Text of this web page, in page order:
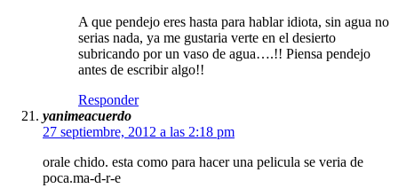
A que pendejo eres hasta para hablar idiota, sin agua no
serias nada, ya me gustaria verte en el desierto
subricando por un vaso de agua….!! Piensa pendejo
antes de escribir algo!!
Responder
yanimeacuerdo
27 septiembre, 2012 a las 2:18 pm
orale chido. esta como para hacer una pelicula se veria de
poca.ma-d-r-e